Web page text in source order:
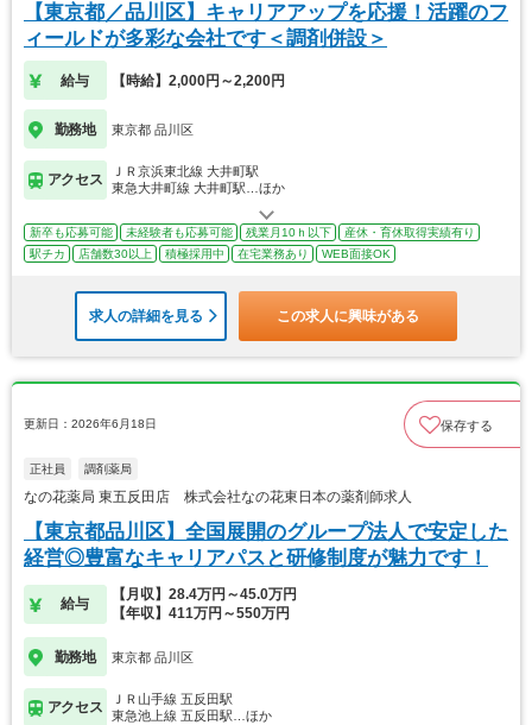
【東京都／品川区】キャリアアップを応援！活躍のフ
ィールドが多彩な会社です＜調剤併設＞
給与 【時給】2,000円～2,200円
勤務地 東京都 品川区
アクセス
ＪＲ京浜東北線 大井町駅
東急大井町線 大井町駅…ほか
新卒も応募可能 未経験者も応募可能 残業月10ｈ以下
産休・育休取得実績有り
駅チカ
店舗数30以上 積極採用中 在宅業務あり WEB面接OK
求人の詳細を見る この求人に興味がある
更新日：2026年6月18日 保存する
正社員 調剤薬局
なの花薬局 東五反田店 株式会社なの花東日本の薬剤師求人
【東京都品川区】全国展開のグループ法人で安定した
経営◎豊富なキャリアパスと研修制度が魅力です！
給与
【月収】28.4万円～45.0万円
【年収】411万円～550万円
勤務地 東京都 品川区
アクセス
ＪＲ山手線 五反田駅
東急池上線 五反田駅…ほか